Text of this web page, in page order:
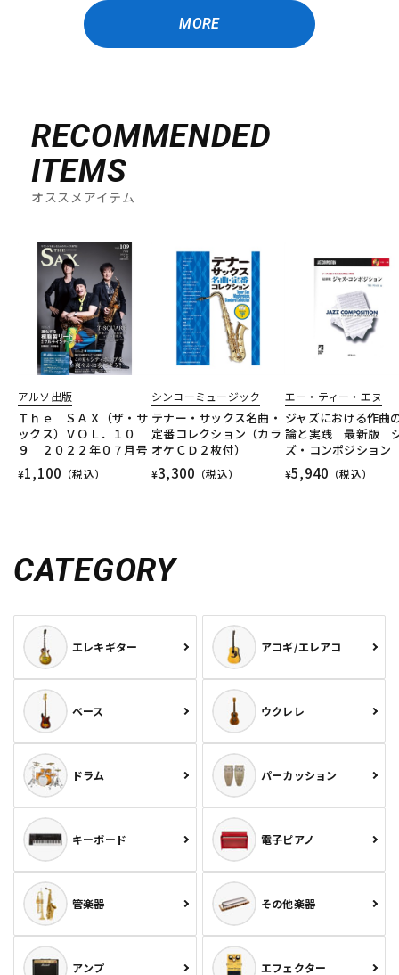
MORE
RECOMMENDED
ITEMS
オススメアイテム
アルソ出版
Ｔｈｅ ＳＡＸ（ザ・サ
ックス）ＶＯＬ．１０
９ ２０２２年０７月号
¥1,100 （税込）
シンコーミュージック
テナー・サックス名曲・
定番コレクション（カラ
オケＣＤ２枚付）
¥3,300 （税込）
エー・ティー・エヌ
ジャズにおける作曲
論と実践 最新版
ズ・コンポジション
¥5,940 （税込）
CATEGORY
エレキギター アコギ/エレアコ
ベース ウクレレ
ドラム パーカッション
キーボード 電子ピアノ
管楽器 その他楽器
アンプ エフェクター